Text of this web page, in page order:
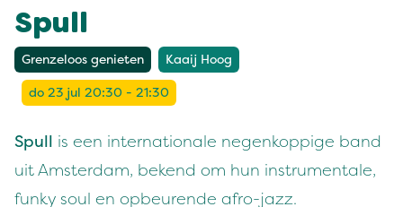
Spull
Grenzeloos genieten Kaaij Hoog
do 23 jul 20:30 - 21:30
Spull is een internationale negenkoppige band
uit Amsterdam, bekend om hun instrumentale,
funky soul en opbeurende afro-jazz.